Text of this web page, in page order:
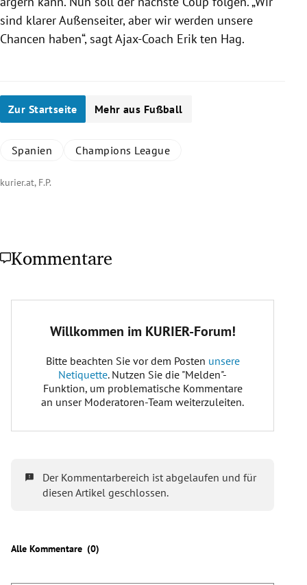
sind klarer Außenseiter, aber wir werden unsere
Chancen haben“, sagt Ajax-Coach Erik ten Hag.
Zur Startseite Mehr aus Fußball
Spanien Champions League
kurier.at, F.P.
Kommentare